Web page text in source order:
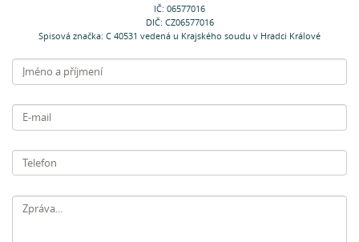
IČ: 06577016
DIČ: CZ06577016
Spisová značka: C 40531 vedená u Krajského soudu v Hradci Králové